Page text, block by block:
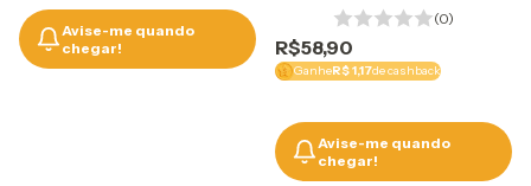
Avise-me quando
chegar!
(0)
R$58,90
GanheR$ 1,17de cashback
Avise-me quando
chegar!